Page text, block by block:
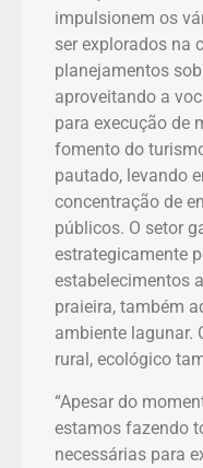
impulsionem os
ser explorados na
planejamentos
aproveitando a
para execução de
fomento do
pautado, levando
concentração de
públicos. O setor
estrategicamente
estabelecimentos
praieira, também
ambiente lagunar.
rural, ecológico
“Apesar do
estamos fazendo
necessárias para